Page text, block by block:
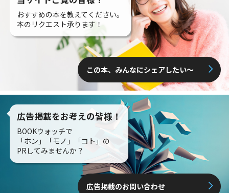
おすすめの本を教えてください。
本のリクエスト承ります！
この本、みんなにシェアしたい〜
広告掲載をお考えの皆様！
BOOKウォッチで
「ホン」「モノ」「コト」の
PRしてみませんか？
広告掲載のお問い合わせ